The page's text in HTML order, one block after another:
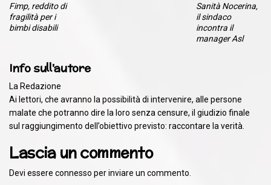
Fimp, reddito di
fragilità per i
bimbi disabili
Sanità Nocerina,
il sindaco
incontra il
manager Asl
Info sull'autore
La Redazione
Ai lettori, che avranno la possibilità di intervenire, alle persone
malate che potranno dire la loro senza censure, il giudizio finale
sul raggiungimento dell’obiettivo previsto: raccontare la verità.
Lascia un commento
Devi essere connesso per inviare un commento.